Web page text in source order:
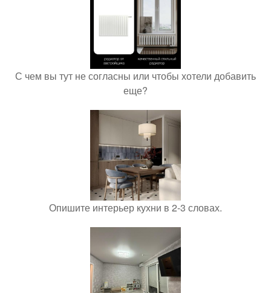
С чем вы тут не согласны или чтобы хотели добавить
еще?
Опишите интерьер кухни в 2-3 словах.